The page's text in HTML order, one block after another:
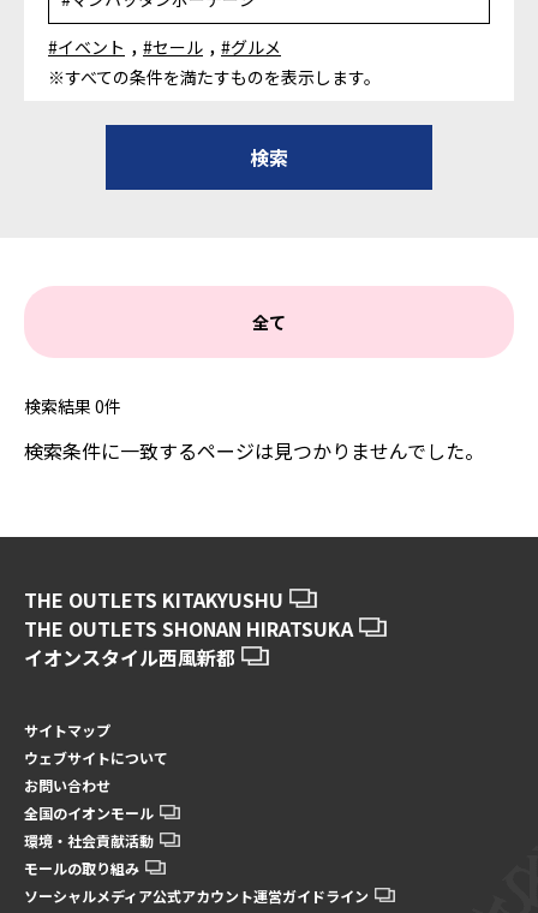
#イベント , #セール , #グルメ
※すべての条件を満たすものを表示します。
全て
検索結果 0件
検索条件に一致するページは見つかりませんでした。
THE OUTLETS KITAKYUSHU
THE OUTLETS SHONAN HIRATSUKA
イオンスタイル西風新都
サイトマップ
ウェブサイトについて
お問い合わせ
全国のイオンモール
環境・社会貢献活動
モールの取り組み
ソーシャルメディア公式アカウント運営ガイドライン